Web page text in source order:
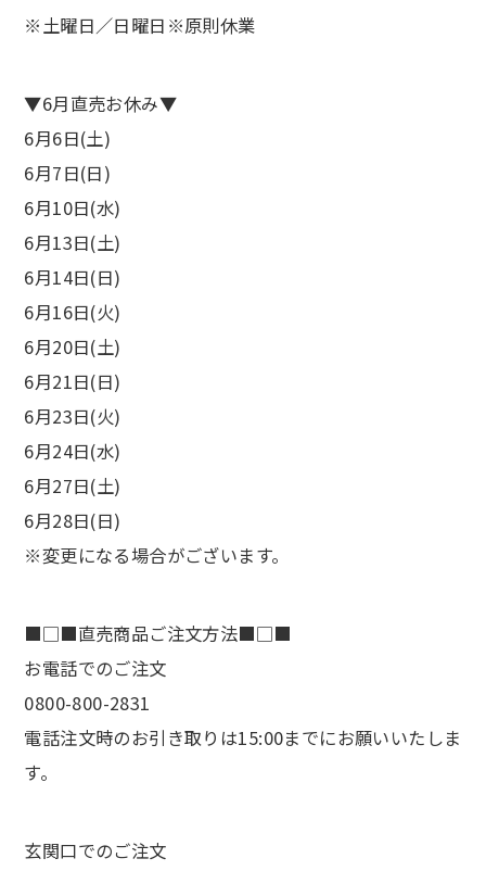
※土曜日／日曜日※原則休業
▼6月直売お休み▼
6月6日(土)
6月7日(日)
6月10日(水)
6月13日(土)
6月14日(日)
6月16日(火)
6月20日(土)
6月21日(日)
6月23日(火)
6月24日(水)
6月27日(土)
6月28日(日)
※変更になる場合がございます。
■□■直売商品ご注文方法■□■
お電話でのご注文
0800-800-2831
電話注文時のお引き取りは15:00までにお願いいたしま
す。
玄関口でのご注文